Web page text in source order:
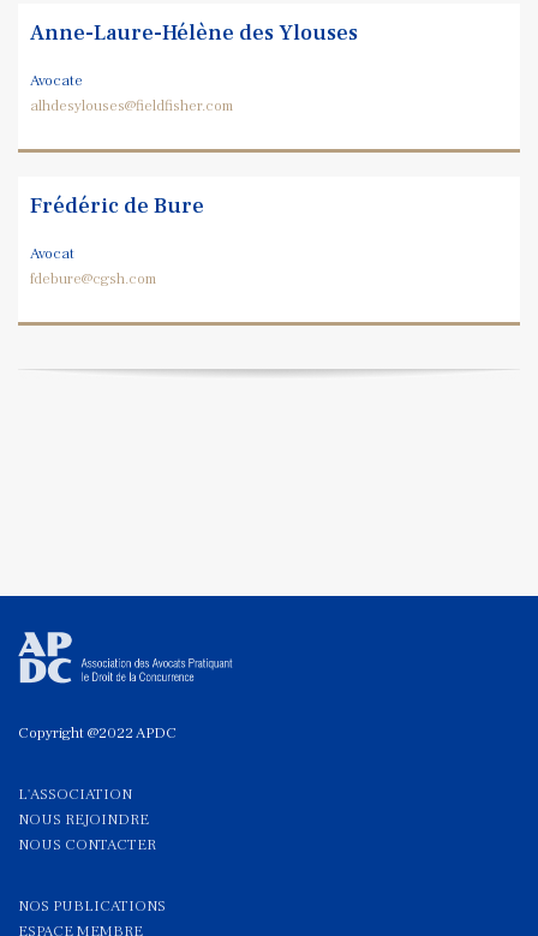
Anne-Laure-Hélène des Ylouses
Avocate
alhdesylouses@fieldfisher.com
Frédéric de Bure
Avocat
fdebure@cgsh.com
Copyright @2022 APDC
L'ASSOCIATION
NOUS REJOINDRE
NOUS CONTACTER
NOS PUBLICATIONS
ESPACE MEMBRE